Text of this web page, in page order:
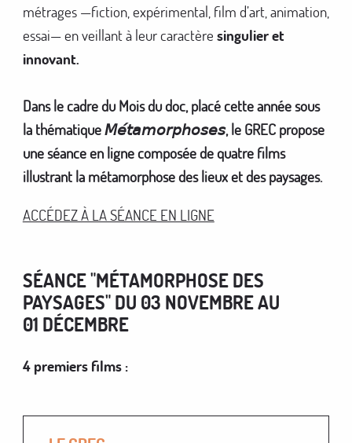
métrages —fiction, expérimental, film d’art, animation,
essai— en veillant à leur caractère singulier et
innovant.
Dans le cadre du Mois du doc, placé cette année sous
la thématique 𝘔𝘦́𝘵𝘢𝘮𝘰𝘳𝘱𝘩𝘰𝘴𝘦𝘴, le GREC propose
une séance en ligne composée de quatre films
illustrant la métamorphose des lieux et des paysages.
ACCÉDEZ À LA SÉANCE EN LIGNE
SÉANCE "MÉTAMORPHOSE DES
PAYSAGES" DU 03 NOVEMBRE AU
01 DÉCEMBRE
4 premiers films :